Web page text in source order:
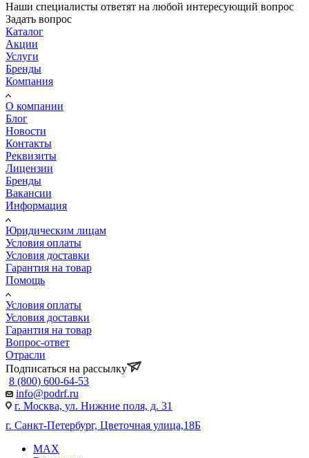
Наши специалисты ответят на любой интересующий вопрос
Задать вопрос
Каталог
Акции
Услуги
Бренды
Компания
О компании
Блог
Новости
Контакты
Реквизиты
Лицензии
Бренды
Вакансии
Информация
Юридическим лицам
Условия оплаты
Условия доставки
Гарантия на товар
Помощь
Условия оплаты
Условия доставки
Гарантия на товар
Вопрос-ответ
Отрасли
Подписаться на рассылку
8 (800) 600-64-53
info@podrf.ru
г. Москва, ул. Нижние поля, д. 31
г. Санкт-Петербург, Цветочная улица,18Б
MAX